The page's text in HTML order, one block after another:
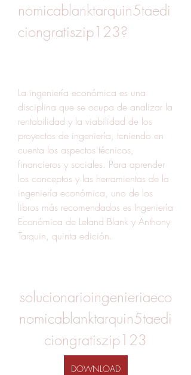
nomicablanktarquin5taedi
ciongratiszip123?
La ingeniería económica es una
disciplina que se ocupa de analizar la
rentabilidad y la viabilidad de los
proyectos de ingeniería, teniendo en
cuenta los aspectos técnicos,
financieros y sociales. Para aprender
los conceptos y las herramientas de la
ingeniería económica, uno de los
libros más recomendados es Ingeniería
Económica de Leland Blank y Anthony
Tarquin, quinta edición.
solucionarioingenieriaeco
nomicablanktarquin5taedi
ciongratiszip123
DOWNLOAD